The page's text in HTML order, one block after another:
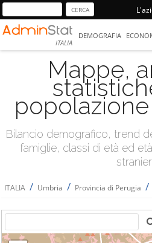
ITALIA
DEMOGRAFIA
Mappe,
Bilancio demografico, trend
famiglie, classi di età ed
ITALIA / Umbria / Provincia di Perugia /